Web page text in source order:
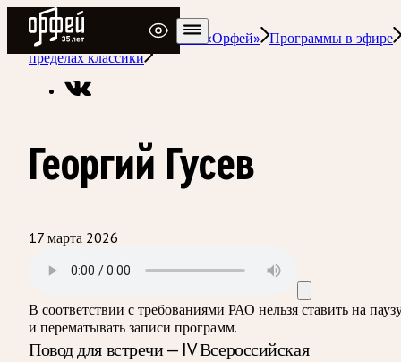
Радио Орфей
Радио классической музыки «Орфей» Программы в эфире
пределах классики
Георгий Гусев
17 марта 2026
В соответствии с требованиями РАО нельзя ставить на
и перематывать записи программ.
Повод для встречи — IV Всероссийская